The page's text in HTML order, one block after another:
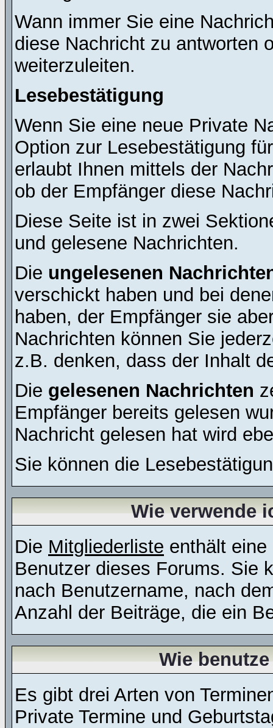
Wann immer Sie eine
diese Nachricht zu antworten
weiterzuleiten.
Lesebestätigung
Wenn Sie eine neue Private
Option zur Lesebestätigung
erlaubt Ihnen mittels der
ob der Empfänger diese
Diese Seite ist in zwei
und gelesene Nachrichten.
Die ungelesenen
verschickt haben und bei
haben, der Empfänger sie
Nachrichten können Sie
z.B. denken, dass der Inhalt
Die gelesenen Nachrichten
Empfänger bereits gelesen
Nachricht gelesen hat wird
Sie können die
Wie verwende
Die Mitgliederliste enthält
Benutzer dieses Forums. Sie
nach Benutzername, nach
Anzahl der Beiträge, die ein
Wie
Es gibt drei Arten von
Private Termine und